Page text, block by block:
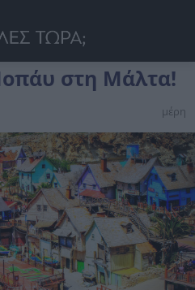
στη Μάλτα!
μέρη